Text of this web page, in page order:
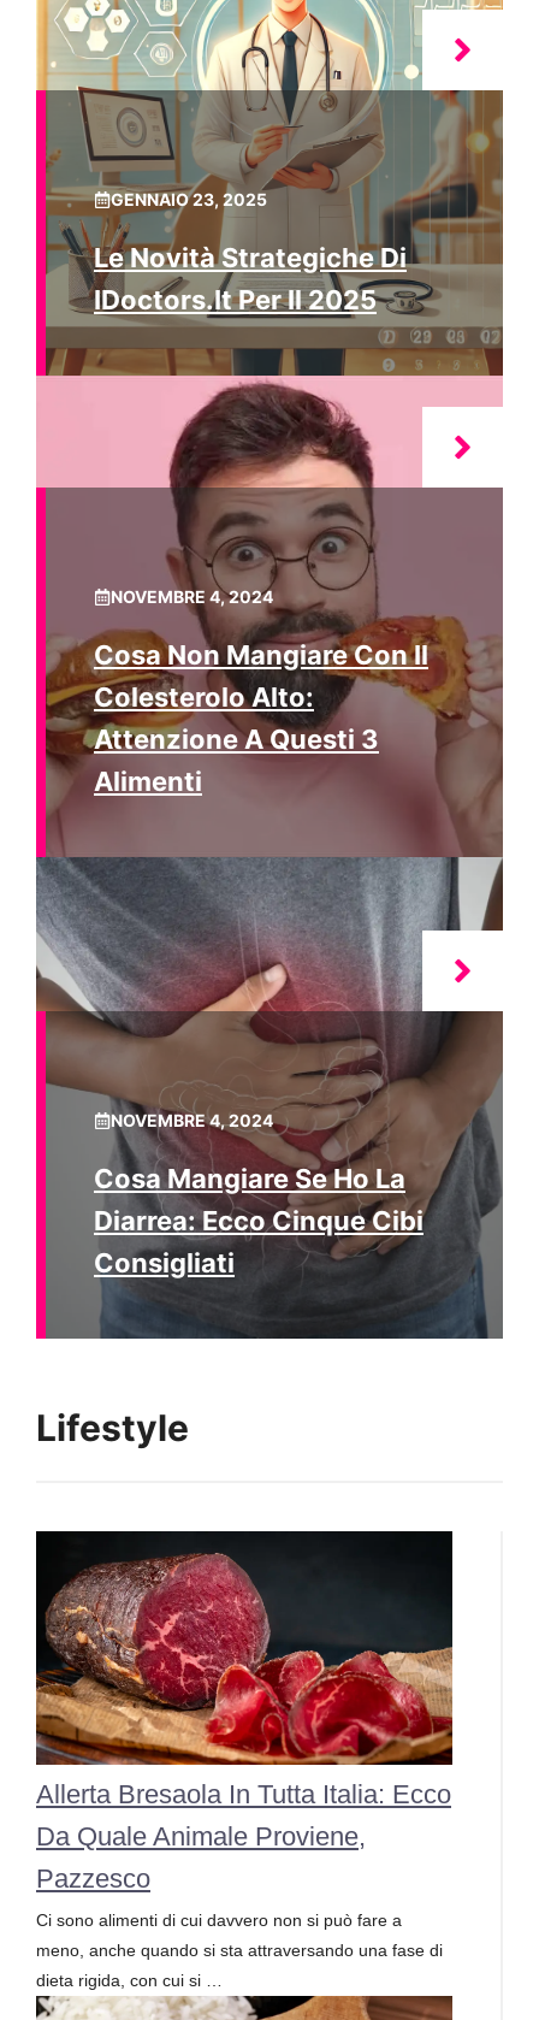
GENNAIO 23, 2025
Le Novità Strategiche Di
IDoctors.it Per Il 2025
NOVEMBRE 4, 2024
Cosa Non Mangiare Con Il
Colesterolo Alto:
Attenzione A Questi 3
Alimenti
NOVEMBRE 4, 2024
Cosa Mangiare Se Ho La
Diarrea: Ecco Cinque Cibi
Consigliati
Lifestyle
Allerta Bresaola In Tutta Italia: Ecco
Da Quale Animale Proviene,
Pazzesco
Ci sono alimenti di cui davvero non si può fare a
meno, anche quando si sta attraversando una fase di
dieta rigida, con cui si …